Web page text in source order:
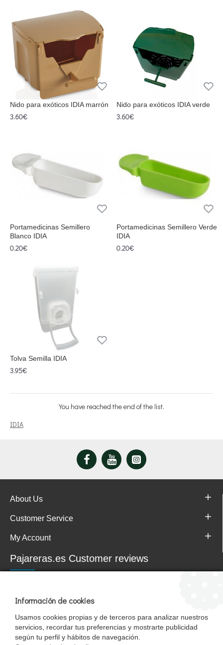
Nido para exóticos IDIA marrón
3.60€
Nido para exóticos IDIA verde
3.60€
Portamedicinas Semillero
Blanco IDIA
0.20€
Portamedicinas Semillero Verde
IDIA
0.20€
Tolva Semilla IDIA
3.95€
You have reached the end of the list.
IDIA
About Us
Customer Service
My Account
Pajareras.es Customer reviews
Información de cookies
Usamos cookies propias y de terceros para analizar nuestros
servicios, recordar tus preferencias y mostrarte publicidad
según tu perfil y hábitos de navegación.